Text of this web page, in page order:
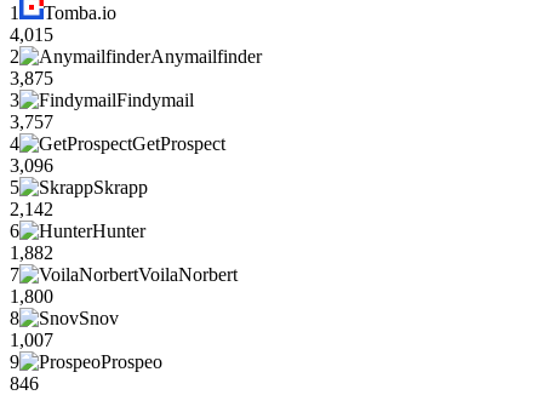
1
Tomba.io
4,015
2
Anymailfinder
3,875
3
Findymail
3,757
4
GetProspect
3,096
5
Skrapp
2,142
6
Hunter
1,882
7
VoilaNorbert
1,800
8
Snov
1,007
9
Prospeo
846